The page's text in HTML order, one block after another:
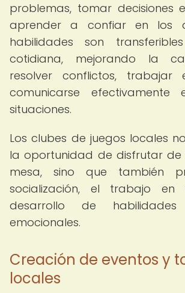
problemas, tomar decisiones
aprender a confiar en los
habilidades son
cotidiana, mejorando la
resolver conflictos,
comunicarse efectivamente
situaciones.
Los clubes de juegos locales
la oportunidad de disfrutar de
mesa, sino que también
socialización, el trabajo
desarrollo de
emocionales.
Creación de eventos y
locales